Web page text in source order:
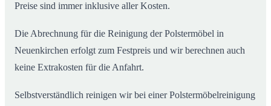
Preise sind immer inklusive aller Kosten.
Die Abrechnung für die Reinigung der Polstermöbel in
Neuenkirchen erfolgt zum Festpreis und wir berechnen auch
keine Extrakosten für die Anfahrt.
Selbstverständlich reinigen wir bei einer Polstermöbelreinigung